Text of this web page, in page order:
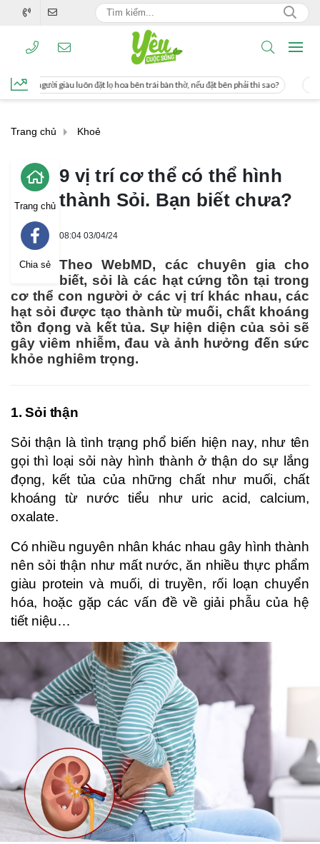
lọ hoa bên trái bàn thờ, nếu đặt bên phải thì sao? Cách uống nước mía
Trang chủ Khoẻ
Trang chủ
Chia sẻ
9 vị trí cơ thể có thể hình
thành Sỏi. Bạn biết chưa?
08:04 03/04/24
Theo WebMD, các chuyên gia cho
biết, sỏi là các hạt cứng tồn tại trong
cơ thể con người ở các vị trí khác nhau, các
hạt sỏi được tạo thành từ muối, chất khoáng
tồn đọng và kết tủa. Sự hiện diện của sỏi sẽ
gây viêm nhiễm, đau và ảnh hưởng đến sức
khỏe nghiêm trọng.
1. Sỏi thận
Sỏi thận là tình trạng phổ biến hiện nay, như tên
gọi thì loại sỏi này hình thành ở thận do sự lắng
đọng, kết tủa của những chất như muối, chất
khoáng từ nước tiểu như uric acid, calcium,
oxalate.
Có nhiều nguyên nhân khác nhau gây hình thành
nên sỏi thận như mất nước, ăn nhiều thực phẩm
giàu protein và muối, di truyền, rối loạn chuyển
hóa, hoặc gặp các vấn đề về giải phẫu của hệ
tiết niệu…